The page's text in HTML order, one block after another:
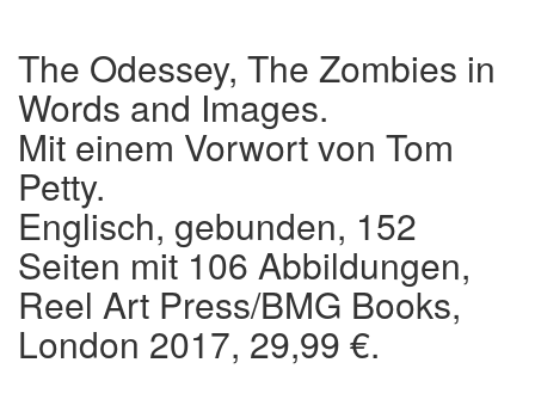
The Odessey, The Zombies in
Words and Images.
Mit einem Vorwort von Tom
Petty.
Englisch, gebunden, 152
Seiten mit 106 Abbildungen,
Reel Art Press/BMG Books,
London 2017, 29,99 €.